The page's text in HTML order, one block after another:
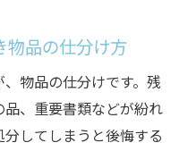
物品の仕分け方
物品の仕分けです。残
、重要書類などが紛れ
してしまうと後悔する